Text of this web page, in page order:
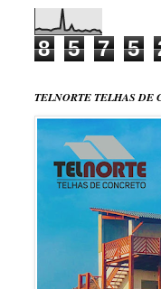
8 5 7 5
TELNORTE TELHAS DE